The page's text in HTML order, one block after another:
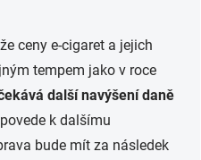
ceny e-cigaret a jejich
tempem jako v roce
další navýšení daně
k dalšímu
bude mít za následek